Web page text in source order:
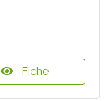
Fiche